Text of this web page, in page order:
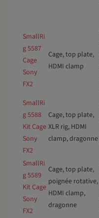
SmallRi
g 5587
Cage
Sony
FX2
Cage, top plate,
HDMI clamp
SmallRi
g 5588
Kit Cage
Sony
FX2
Cage, top plate,
XLR rig, HDMI
clamp, dragonne
SmallRi
g 5589
Kit Cage
Sony
FX2
Cage, top plate,
poignée rotative,
HDMI clamp,
dragonne